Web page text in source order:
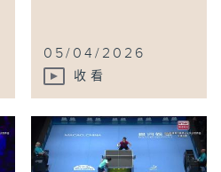
05/04/2026
收看